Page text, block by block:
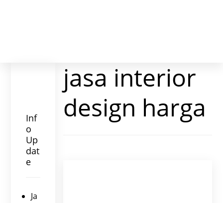
jasa interior
design harga
Inf
o
Up
dat
e
Ja